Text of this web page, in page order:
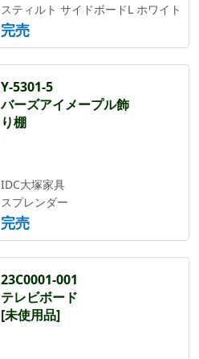
スティルト サイドボードL ホワイト
完売
Y-5301-5
バーズアイメープル飾
り棚
IDC大塚家具
スプレンダー
完売
23C0001-001
テレビボード
[未使用品]